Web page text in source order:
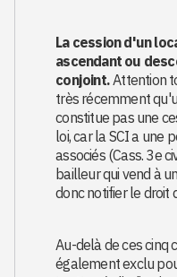
La cession d'un
ascendant ou
conjoint.Attention
très récemment
constitue pas une
loi, car la SCI a une
associés (Cass. 3e
bailleur qui vend à
donc notifier le droit
Au-delà de ces cinq
également exclu